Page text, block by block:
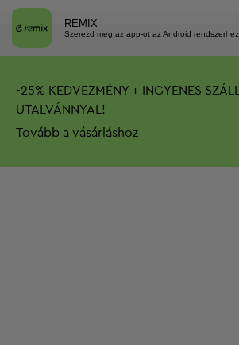
REMIX
Szerezd meg az app-ot az Android rendszerhez
-25% KEDVEZMÉNY + INGYENES
UTALVÁNNYAL!
Tovább a vásárláshoz